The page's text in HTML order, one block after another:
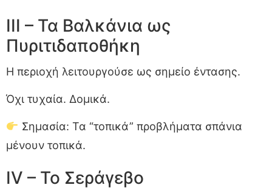
III – Τα Βαλκάνια ως
Πυριτιδαποθήκη
Η περιοχή λειτουργούσε ως σημείο έντασης.
Όχι τυχαία. Δομικά.
Σημασία: Τα “τοπικά” προβλήματα σπάνια
μένουν τοπικά.
IV – Το Σεράγεβο